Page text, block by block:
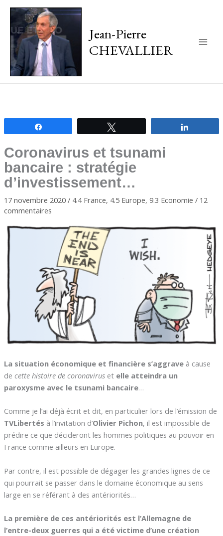
Jean-Pierre
CHEVALLIER
Coronavirus et tsunami
bancaire : stratégie
d’investissement…
17 novembre 2020 / 4.4 France, 4.5 Europe, 9.3 Economie / 12
commentaires
La situation économique et financière s’aggraveà cause
de cette histoire de coronaviruset elle atteindra un
paroxysme avec le tsunami bancaire…
Comme je l’ai déjà écrit et dit, en particulier lors de l’émission de
TVLibertés à l’invitation d’Olivier Pichon, il est impossible de
prédire ce que décideront les hommes politiques au pouvoir en
France comme ailleurs en Europe.
Par contre, il est possible de dégager les grandes lignes de ce
qui pourrait se passer dans le domaine économique au sens
large en se référant à des antériorités…
La première de ces antériorités est l’Allemagne de
l’entre-deux guerres qui a été victime d’une création